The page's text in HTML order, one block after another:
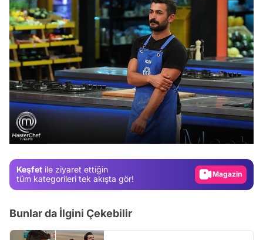
Keşfet ile ziyaret ettiğin
tüm kategorileri tek akışta gör!
Video
Test
Magazin
Bunlar da İlgini Çekebilir